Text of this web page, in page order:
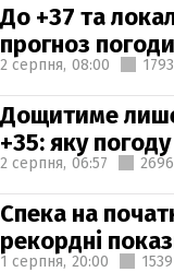
До +37 та
прогноз
2 серпня, 08:00 1793
Дощитиме
+35: яку
2 серпня, 06:57 2696
Спека на
рекордні
1 серпня, 20:00 1539